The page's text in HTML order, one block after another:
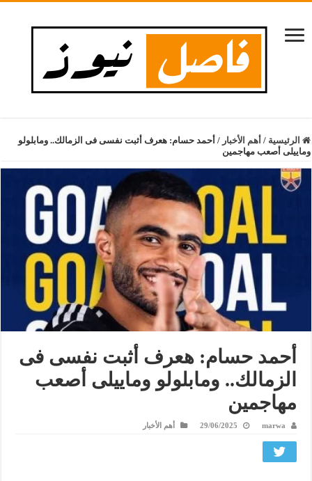
الرئيسية / أهم الأخبار / أحمد حسام: هعرف أثبت نفسى فى الزمالك.. ومابلولو
وماييلى أصعب مهاجمين
أحمد حسام: هعرف أثبت نفسى فى
الزمالك.. ومابلولو وماييلى أصعب
مهاجمين
marwa
29/06/2025 أهم الأخبار